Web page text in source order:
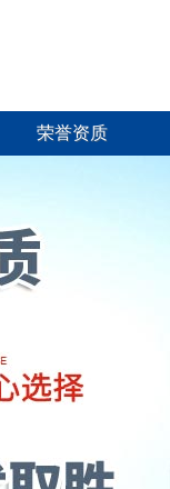
荣誉资质